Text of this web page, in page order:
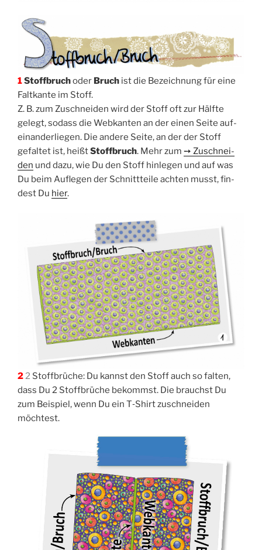
1Stoff­bruchoder Bruch ist die Bezeich­nung für eine
Falt­kan­te im Stoff.
Z. B. zum Zuschnei­den wird der Stoff oft zur Hälf­te
gelegt, sodass die Web­kan­ten an der einen Sei­te auf­
ein­an­der­lie­gen. Die ande­re Sei­te, an der der Stoff
gefal­tet ist, heißtStoff­bruch. Mehr zum ➙ Zuschnei­
den und dazu, wie Du den Stoff hin­le­gen und auf was
Du beim Auf­le­gen der Schnitt­tei­le ach­ten musst, fin­
dest Du hier.
22 Stoff­brü­che: Du kannst den Stoff auch so fal­ten,
dass Du 2 Stoff­brü­che bekommst. Die brauchst Du
zum Bei­spiel, wenn Du ein T‑Shirt zuschnei­den
möchtest.